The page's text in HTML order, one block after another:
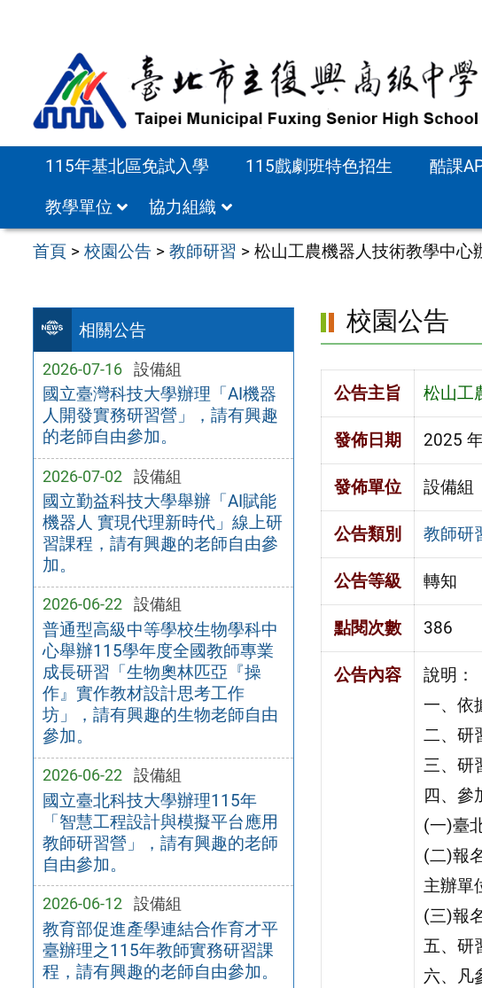
115年基北區免試入學 115戲劇班特色招生 酷課
教學單位
協力組織
首頁 >校園公告 >教師研習 >松山工農機器人技術教學中心
相關公告
2026-07-16 設備組
國立臺灣科技大學辦理「AI機器
人開發實務研習營」，請有興趣
的老師自由參加。
2026-07-02 設備組
國立勤益科技大學舉辦「AI賦能
機器人 實現代理新時代」線上研
習課程，請有興趣的老師自由參
加。
2026-06-22 設備組
普通型高級中等學校生物學科中
心舉辦115學年度全國教師專業
成長研習「生物奧林匹亞『操
作』實作教材設計思考工作
坊」，請有興趣的生物老師自由
參加。
2026-06-22 設備組
國立臺北科技大學辦理115年
「智慧工程設計與模擬平台應用
教師研習營」，請有興趣的老師
自由參加。
2026-06-12 設備組
教育部促進產學連結合作育才平
臺辦理之115年教師實務研習課
程，請有興趣的老師自由參加。
校園公告
公告主旨 松山工
發佈日期 2025
發佈單位 設備組
公告類別 教師研
公告等級 轉知
點閱次數 386
公告內容
說明：
一、依
二、研
三、研
四、參
(一)臺
(二)報
主辦單
(三)報
五、研
六、凡